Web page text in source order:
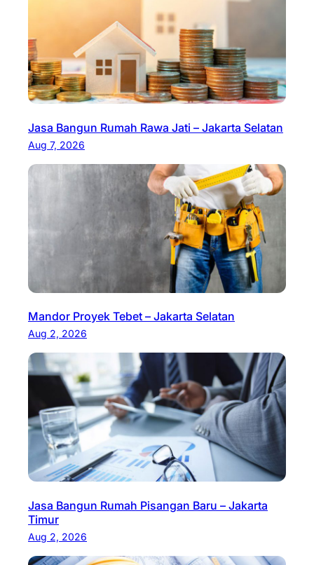
Jasa Bangun Rumah Rawa Jati – Jakarta Selatan
Aug 7, 2026
Mandor Proyek Tebet – Jakarta Selatan
Aug 2, 2026
Jasa Bangun Rumah Pisangan Baru – Jakarta
Timur
Aug 2, 2026